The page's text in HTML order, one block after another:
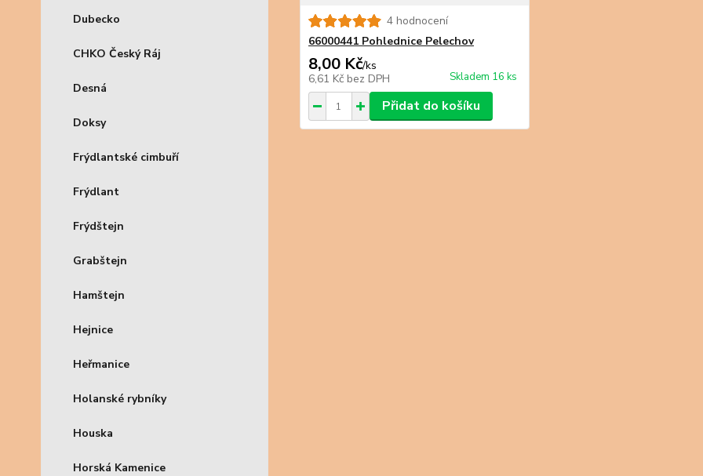
Dubecko
CHKO Český Ráj
Desná
Doksy
Frýdlantské cimbuří
Frýdlant
Frýdštejn
Grabštejn
Hamštejn
Hejnice
Heřmanice
Holanské rybníky
Houska
Horská Kamenice
4 hodnocení
66000441 Pohlednice Pelechov
8,00 Kč/ks
6,61 Kč bez DPH Skladem 16 ks
Přidat do košíku